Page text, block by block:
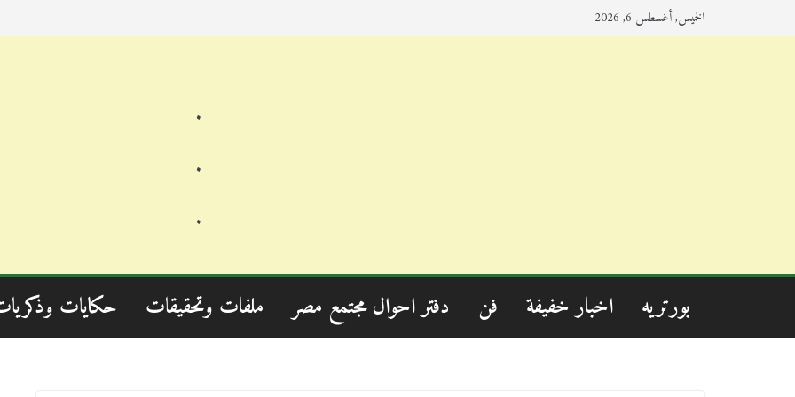
الخميس, أغسطس 6, 2026
.
.
.
بورتريه اخبار خفيفة فن دفتر احوال مجتمع مصر ملفات وتحقيقات حكايات